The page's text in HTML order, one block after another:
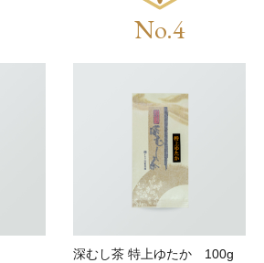
No.4
深むし茶 特上ゆたか 100g